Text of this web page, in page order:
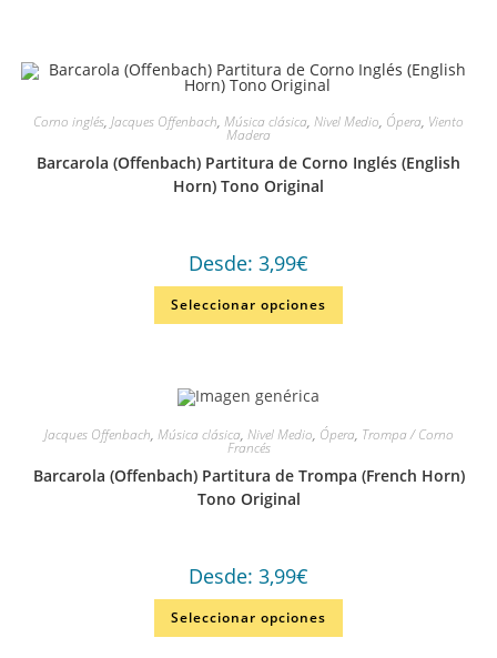
Corno inglés, Jacques Offenbach, Música clásica, Nivel Medio, Ópera, Viento
Madera
Barcarola (Offenbach) Partitura de Corno Inglés (English
Horn) Tono Original
Desde: 3,99€
Seleccionar opciones
Jacques Offenbach, Música clásica, Nivel Medio, Ópera, Trompa / Corno
Francés
Barcarola (Offenbach) Partitura de Trompa (French Horn)
Tono Original
Desde: 3,99€
Seleccionar opciones